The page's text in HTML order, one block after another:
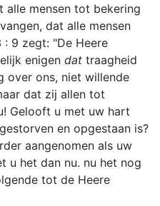
alle mensen tot bekering
dat alle mensen
: 9 zegt: "De Heere
enigen dat traagheid
over ons, niet willende
dat zij allen tot
Gelooft u met uw hart
en opgestaan is?
aangenomen als uw
u het dan nu. nu het nog
tot de Heere